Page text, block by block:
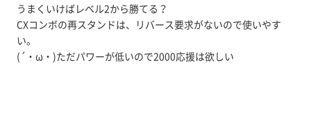
うまくいけばレベル2から勝てる？
CXコンボの再スタンドは、リバース要求がないので使いやす
い。
(´・ω・)ただパワーが低いので2000応援は欲しい